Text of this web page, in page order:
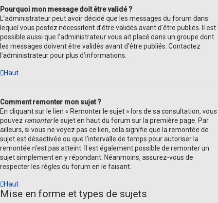
Pourquoi mon message doit être validé ?
L’administrateur peut avoir décidé que les messages du forum dans
lequel vous postez nécessitent d’être validés avant d’être publiés. Il est
possible aussi que l’administrateur vous ait placé dans un groupe dont
les messages doivent être validés avant d’être publiés. Contactez
l’administrateur pour plus d’informations.
Haut
Comment remonter mon sujet ?
En cliquant sur le lien « Remonter le sujet » lors de sa consultation, vous
pouvez remonterle sujet en haut du forum sur la première page. Par
ailleurs, si vous ne voyez pas ce lien, cela signifie que la remontée de
sujet est désactivée ou que l’intervalle de temps pour autoriser la
remontée n’est pas atteint. Il est également possible de remonter un
sujet simplement en y répondant. Néanmoins, assurez-vous de
respecter les règles du forum en le faisant.
Haut
Mise en forme et types de sujets